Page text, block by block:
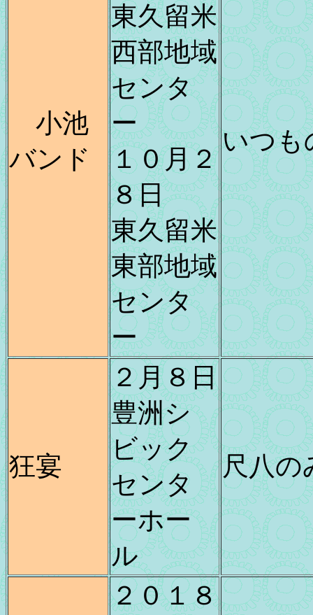
小池
バンド
東久留米
西部地域
センタ
ー
１０月２
８日
東久留米
東部地域
センタ
ー
いつも
狂宴
２月８日
豊洲シ
ビック
センタ
ーホー
ル
尺八の
２０１８